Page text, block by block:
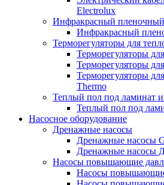
Electrolux
Инфракрасный
Инфракрасный
Терморегуляторы для
Терморегуляторы
Терморегуляторы
Терморегуляторы
Thermo
Теплый пол под ламинат и
Теплый пол под
Насосное оборудование
Дренажные насосы
Дренажные насосы
Дренажные насосы
Насосы повышающие
Насосы